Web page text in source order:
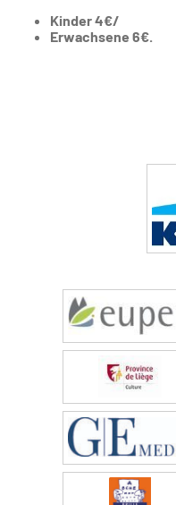
Kinder 4€/
Erwachsene 6€.